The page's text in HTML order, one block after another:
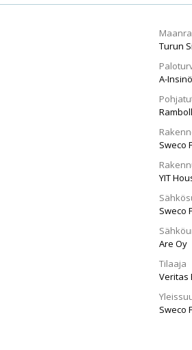
Turun
A-
Sweco
YIT
Sweco
Are Oy
Tilaaja
Veritas
Sweco